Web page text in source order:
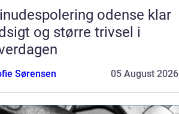
odense klar
og større trivsel i
Sørensen 05 August 2026